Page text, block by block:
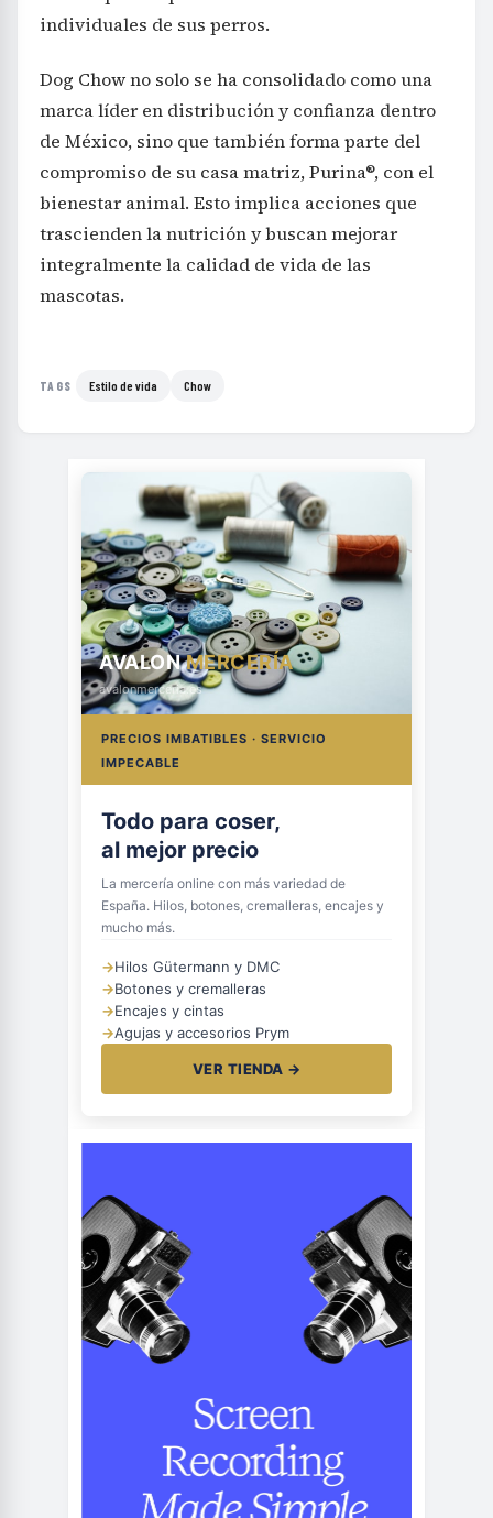
individuales de sus perros.
Dog Chow no solo se ha consolidado como una
marca líder en distribución y confianza dentro
de México, sino que también forma parte del
compromiso de su casa matriz, Purina®, con el
bienestar animal. Esto implica acciones que
trascienden la nutrición y buscan mejorar
integralmente la calidad de vida de las
mascotas.
TAGS Estilo de vida Chow
AVALONMERCERÍA
avalonmerceria.es
PRECIOS IMBATIBLES · SERVICIO
IMPECABLE
Todo para coser,
al mejor precio
La mercería online con más variedad de
España. Hilos, botones, cremalleras, encajes y
mucho más.
→Hilos Gütermann y DMC
→Botones y cremalleras
→Encajes y cintas
→Agujas y accesorios Prym
VER TIENDA →